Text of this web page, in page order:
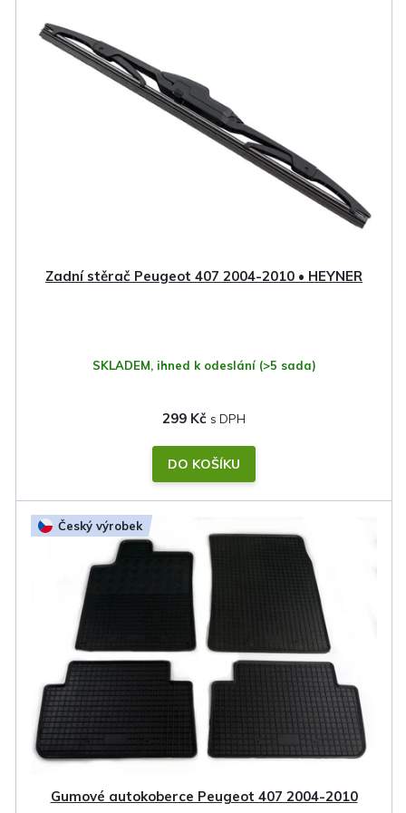
Zadní stěrač Peugeot 407 2004-2010 • HEYNER
SKLADEM, ihned k odeslání (>5 sada)
299 Kč
DO KOŠÍKU
Český výrobek
Gumové autokoberce Peugeot 407 2004-2010